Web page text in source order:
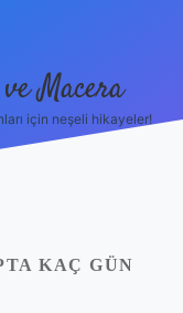
Macera
için neşeli hikayeler!
KAÇ GÜN